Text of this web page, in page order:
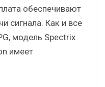
обеспечивают
сигнала. Как и все
модель Spectrix
имеет